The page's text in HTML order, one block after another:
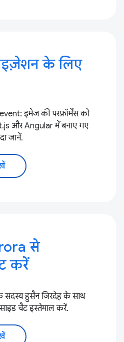
के लिए
इमेज की परफ़ॉर्मेंस को
और Angular में बनाए गए
जानें.
से
करें
सदस्य हुसैन जिरदेह के साथ
चैट इस्तेमाल करें.